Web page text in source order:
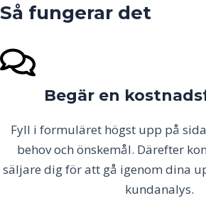
Så fungerar det
Begär en
Fyll i formuläret högst upp på
behov och önskemål. Därefter
säljare dig för att gå igenom dina
kundanalys.